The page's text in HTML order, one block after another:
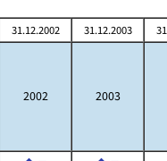
31.12.2002 31.12.2003
2002 2003